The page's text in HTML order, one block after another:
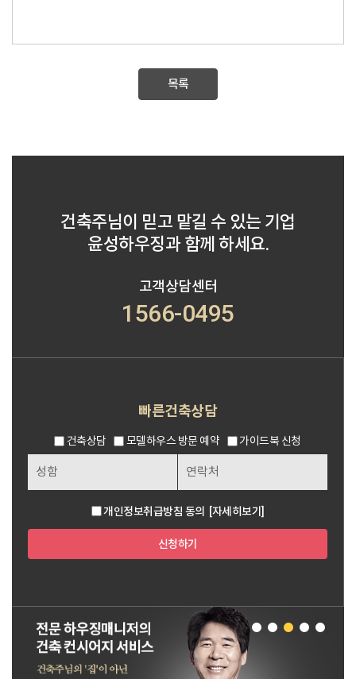
목록
건축주님이 믿고 맡길 수 있는 기업
윤성하우징과 함께 하세요.
고객상담센터
1566-0495
빠른건축상담
건축상담 모델하우스 방문 예약 가이드북 신청
개인정보취급방침 동의 [자세히보기]
신청하기